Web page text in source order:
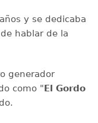
y se dedicaba
hablar de la
generador
como "El Gordo